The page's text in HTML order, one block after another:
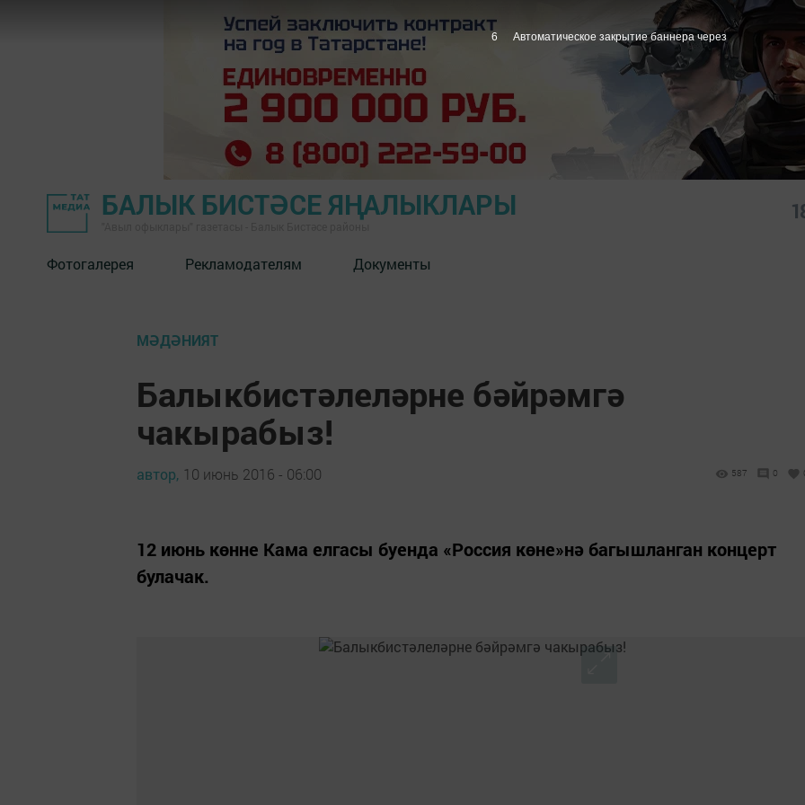
БАЛЫК БИСТӘСЕ ЯҢАЛЫКЛАРЫ
Фотогалерея Рекламодателям Документы
МӘДӘНИЯТ
Балыкбистәлеләрне бәйрәмгә
чакырабыз!
автор, 10 июнь 2016 - 06:00 587 0
12 июнь көнне Кама елгасы буенда «Россия көне»нә багышланган концерт
булачак.
5 Автоматическое закрытие баннера через